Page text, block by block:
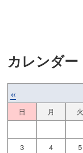
カレンダー
«
日 月 火
3
4 5